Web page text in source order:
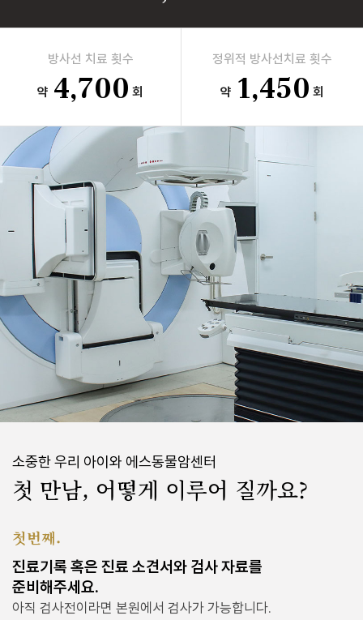
방사선 치료 횟수
약 4,700 회
정위적 방사선치료 횟수
약 1,450 회
소중한 우리 아이와 에스동물암센터
첫 만남, 어떻게 이루어 질까요?
첫번째.
진료기록 혹은 진료 소견서와 검사 자료를
준비해주세요.
아직 검사전이라면 본원에서 검사가 가능합니다.